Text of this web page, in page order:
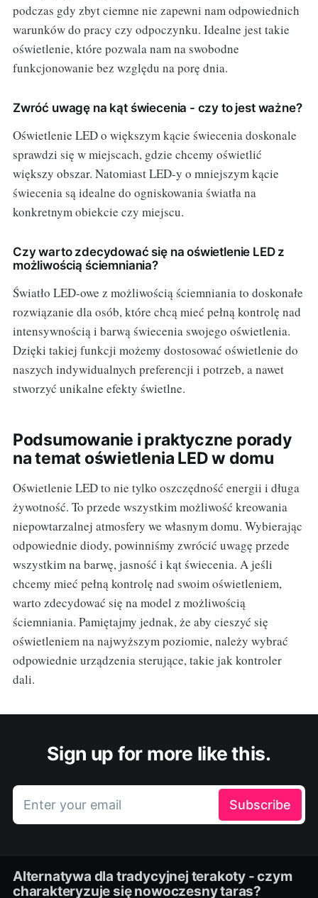
podczas gdy zbyt ciemne nie zapewni nam odpowiednich
warunków do pracy czy odpoczynku. Idealne jest takie
oświetlenie, które pozwala nam na swobodne
funkcjonowanie bez względu na porę dnia.
Zwróć uwagę na kąt świecenia - czy to jest ważne?
Oświetlenie LED o większym kącie świecenia doskonale
sprawdzi się w miejscach, gdzie chcemy oświetlić
większy obszar. Natomiast LED-y o mniejszym kącie
świecenia są idealne do ogniskowania światła na
konkretnym obiekcie czy miejscu.
Czy warto zdecydować się na oświetlenie LED z
możliwością ściemniania?
Światło LED-owe z możliwością ściemniania to doskonałe
rozwiązanie dla osób, które chcą mieć pełną kontrolę nad
intensywnością i barwą świecenia swojego oświetlenia.
Dzięki takiej funkcji możemy dostosować oświetlenie do
naszych indywidualnych preferencji i potrzeb, a nawet
stworzyć unikalne efekty świetlne.
Podsumowanie i praktyczne porady
na temat oświetlenia LED w domu
Oświetlenie LED to nie tylko oszczędność energii i długa
żywotność. To przede wszystkim możliwość kreowania
niepowtarzalnej atmosfery we własnym domu. Wybierając
odpowiednie diody, powinniśmy zwrócić uwagę przede
wszystkim na barwę, jasność i kąt świecenia. A jeśli
chcemy mieć pełną kontrolę nad swoim oświetleniem,
warto zdecydować się na model z możliwością
ściemniania. Pamiętajmy jednak, że aby cieszyć się
oświetleniem na najwyższym poziomie, należy wybrać
odpowiednie urządzenia sterujące, takie jak kontroler
dali.
Sign up for more like this.
Enter your email Subscribe
Alternatywa dla tradycyjnej terakoty - czym
charakteryzuje się nowoczesny taras?